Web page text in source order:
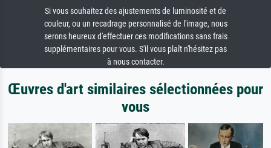
Si vous souhaitez des ajustements de luminosité et de
couleur, ou un recadrage personnalisé de l'image, nous
serons heureux d'effectuer ces modifications sans frais
supplémentaires pour vous. S'il vous plaît n'hésitez pas
à nous contacter.
Œuvres d'art similaires sélectionnées pour
vous